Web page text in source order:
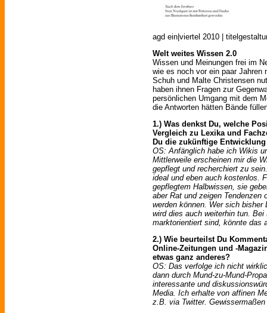
agd ein|viertel 2010 |
Welt weites Wissen 2.0
Wissen und Meinungen frei im
wie es noch vor ein paar Jahren
Schuh und Malte Christensen
haben ihnen Fragen zur
persönlichen Umgang mit dem
die Antworten hätten Bände
1.) Was denkst Du, welche
Vergleich zu Lexika und
Du die zukünftige
OS: Anfänglich habe ich Wikis
Mittlerweile erscheinen mir die
gepflegt und recherchiert zu
ideal und eben auch kostenlos.
gepflegtem Halbwissen, sie
aber Rat und zeigen
werden können. Wer sich
wird dies auch weiterhin tun.
marktorientiert sind, könnte das
2.) Wie beurteilst Du
Online-Zeitungen und -
etwas ganz anderes?
OS: Das verfolge ich nicht
dann durch Mund-zu-Mund-
interessante und
Media. Ich erhalte von affinen
z.B. via Twitter.